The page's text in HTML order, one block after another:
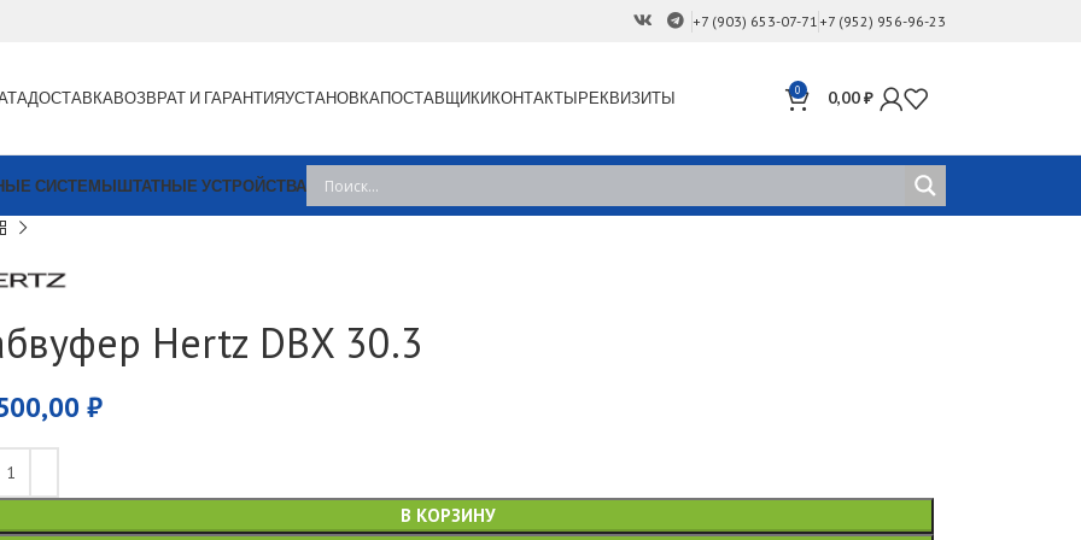
+7 (903) 653-07-71 +7 (952) 956-96-23
ДОСТАВКАВОЗВРАТ И ГАРАНТИЯУСТАНОВКАПОСТАВЩИКИКОНТАКТЫРЕКВИЗИТЫ 0 0,00₽
СИСТЕМЫШТАТНЫЕ УСТРОЙСТВА
Hertz DBX 30.3
₽
В КОРЗИНУ